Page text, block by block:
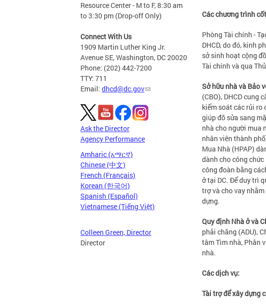
Resource Center - M to F, 8:30 am
to 3:30 pm (Drop-off Only)
Connect With Us
1909 Martin Luther King Jr.
Avenue SE, Washington, DC 20020
Phone: (202) 442-7200
TTY: 711
Email: dhcd@dc.gov
Ask the Director
Agency Performance
Amharic (አማርኛ)
Chinese (中文)
French (Français)
Korean (한국어)
Spanish (Español)
Vietnamese (Tiếng Việt)
Colleen Green, Director
Director
Các chương trình
Phòng Tài chính -
DHCD, do đó, kinh
sở sinh hoạt cộng
Tài chính và qua
Sở hữu nhà và Bảo
(CBO), DHCD cung
kiểm soát các rủi ro
giúp đỡ sửa sang
nhà cho người mua
nhân viên thành
Mua Nhà (HPAP)
dành cho công
công đoàn bằng
ở tại DC. Để duy trì
trợ và cho vay
dựng.
Quy định Nhà ở và
phải chăng (ADU),
tâm Tìm nhà, Phân
nhà.
Các dịch vụ:
Tài trợ để xây dựng